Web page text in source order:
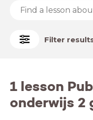
Filter
1 lesson
onderwijs 2